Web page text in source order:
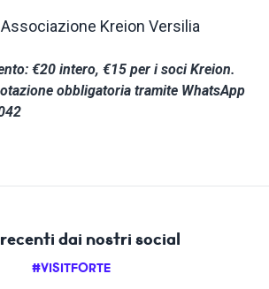
Kreion Versilia
€20 intero, €15 per i soci Kreion.
obbligatoria tramite WhatsApp
dai nostri social
#VISITFORTE